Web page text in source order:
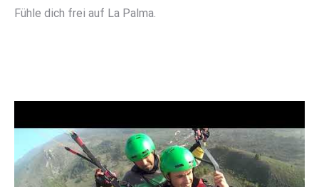
Fühle dich frei auf La Palma.